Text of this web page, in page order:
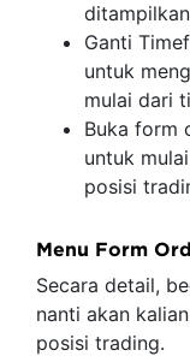
Ganti
untuk
mulai dari
Buka form
untuk
posisi
Menu Form
Secara detail,
nanti akan
posisi trading.